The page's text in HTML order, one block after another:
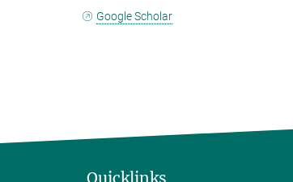
Google Scholar
Quicklinks